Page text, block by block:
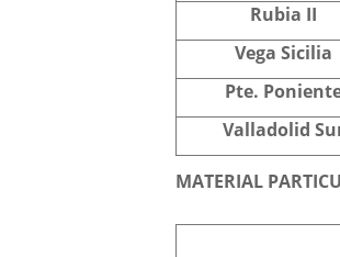
Rubia II
Vega Sicilia
Pte.
Valladolid
MATERIAL